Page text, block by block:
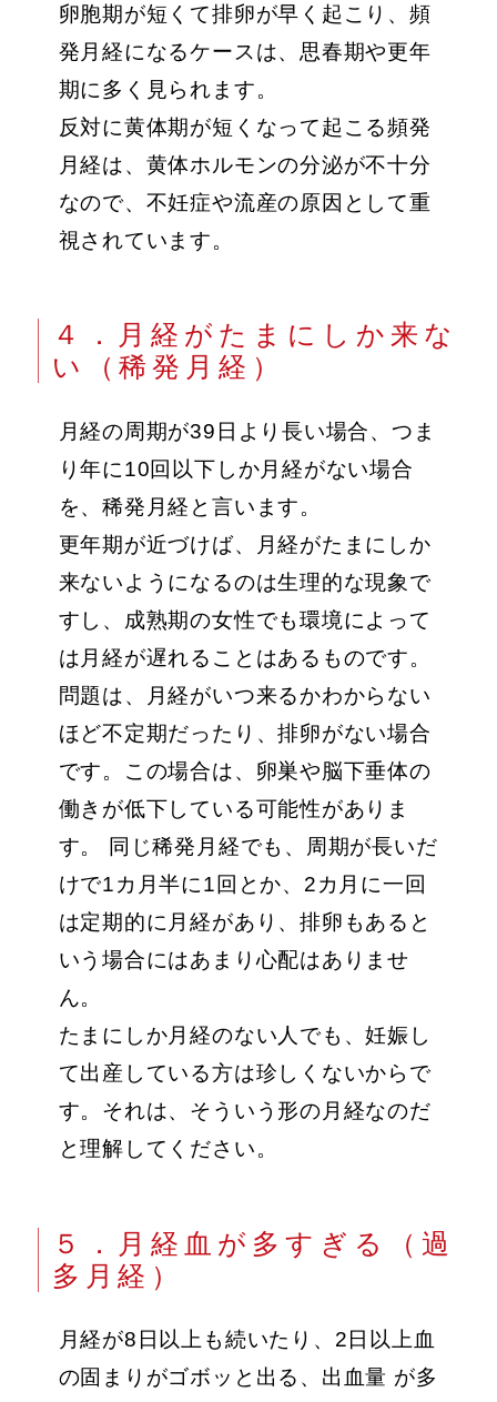
卵胞期が短くて排卵が早く起こり、頻
発月経になるケースは、思春期や更年
期に多く見られます。
反対に黄体期が短くなって起こる頻発
月経は、黄体ホルモンの分泌が不十分
なので、不妊症や流産の原因として重
視されています。
４．月経がたまにしか来な
い（稀発月経）
月経の周期が39日より長い場合、つま
り年に10回以下しか月経がない場合
を、稀発月経と言います。
更年期が近づけば、月経がたまにしか
来ないようになるのは生理的な現象で
すし、成熟期の女性でも環境によって
は月経が遅れることはあるものです。
問題は、月経がいつ来るかわからない
ほど不定期だったり、排卵がない場合
です。この場合は、卵巣や脳下垂体の
働きが低下している可能性がありま
す。 同じ稀発月経でも、周期が長いだ
けで1カ月半に1回とか、2カ月に一回
は定期的に月経があり、排卵もあると
いう場合にはあまり心配はありませ
ん。
たまにしか月経のない人でも、妊娠し
て出産している方は珍しくないからで
す。それは、そういう形の月経なのだ
と理解してください。
５．月経血が多すぎる（過
多月経）
月経が8日以上も続いたり、2日以上血
の固まりがゴボッと出る、出血量 が多